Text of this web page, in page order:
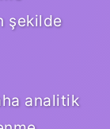
şekilde
analitik